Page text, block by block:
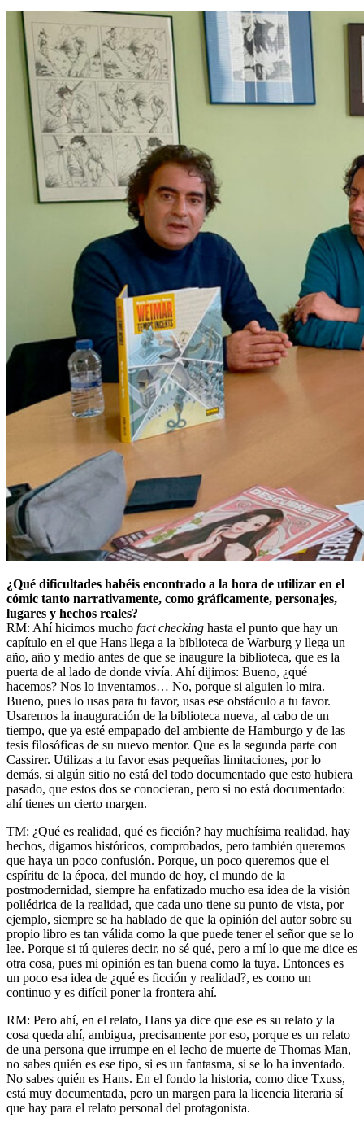
¿Qué dificultades habéis encontrado a la hora de utilizar en el
cómic tanto narrativamente, como gráficamente, personajes,
lugares y hechos reales?
RM: Ahí hicimos mucho fact checking hasta el punto que hay un
capítulo en el que Hans llega a la biblioteca de Warburg y llega un
año, año y medio antes de que se inaugure la biblioteca, que es la
puerta de al lado de donde vivía. Ahí dijimos: Bueno, ¿qué
hacemos? Nos lo inventamos… No, porque si alguien lo mira.
Bueno, pues lo usas para tu favor, usas ese obstáculo a tu favor.
Usaremos la inauguración de la biblioteca nueva, al cabo de un
tiempo, que ya esté empapado del ambiente de Hamburgo y de las
tesis filosóficas de su nuevo mentor. Que es la segunda parte con
Cassirer. Utilizas a tu favor esas pequeñas limitaciones, por lo
demás, si algún sitio no está del todo documentado que esto hubiera
pasado, que estos dos se conocieran, pero si no está documentado:
ahí tienes un cierto margen.
TM: ¿Qué es realidad, qué es ficción? hay muchísima realidad, hay
hechos, digamos históricos, comprobados, pero también queremos
que haya un poco confusión. Porque, un poco queremos que el
espíritu de la época, del mundo de hoy, el mundo de la
postmodernidad, siempre ha enfatizado mucho esa idea de la visión
poliédrica de la realidad, que cada uno tiene su punto de vista, por
ejemplo, siempre se ha hablado de que la opinión del autor sobre su
propio libro es tan válida como la que puede tener el señor que se lo
lee. Porque si tú quieres decir, no sé qué, pero a mí lo que me dice es
otra cosa, pues mi opinión es tan buena como la tuya. Entonces es
un poco esa idea de ¿qué es ficción y realidad?, es como un
continuo y es difícil poner la frontera ahí.
RM: Pero ahí, en el relato, Hans ya dice que ese es su relato y la
cosa queda ahí, ambigua, precisamente por eso, porque es un relato
de una persona que irrumpe en el lecho de muerte de Thomas Man,
no sabes quién es ese tipo, si es un fantasma, si se lo ha inventado.
No sabes quién es Hans. En el fondo la historia, como dice Txuss,
está muy documentada, pero un margen para la licencia literaria sí
que hay para el relato personal del protagonista.